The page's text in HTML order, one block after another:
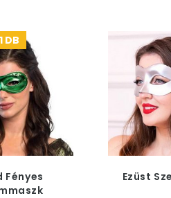
DB
Fényes
Ezüst